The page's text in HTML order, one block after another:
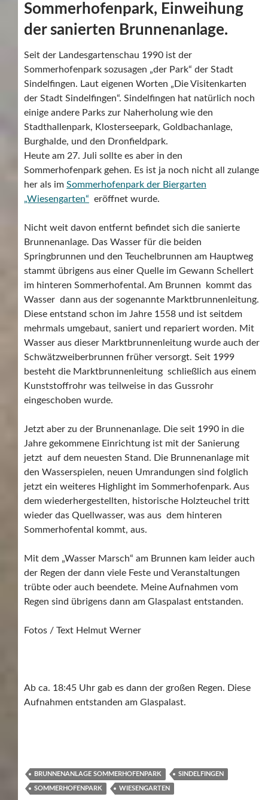
Sommerhofenpark, Einweihung
der sanierten Brunnenanlage.
Seit der Landesgartenschau 1990 ist der
Sommerhofenpark sozusagen „der Park“ der Stadt
Sindelfingen. Laut eigenen Worten „Die Visitenkarten
der Stadt Sindelfingen“. Sindelfingen hat natürlich noch
einige andere Parks zur Naherholung wie den
Stadthallenpark, Klosterseepark, Goldbachanlage,
Burghalde, und den Dronfieldpark.
Heute am 27. Juli sollte es aber in den
Sommerhofenpark gehen. Es ist ja noch nicht all zulange
her als im Sommerhofenpark der Biergarten
„Wiesengarten“ eröffnet wurde.
Nicht weit davon entfernt befindet sich die sanierte
Brunnenanlage. Das Wasser für die beiden
Springbrunnen und den Teuchelbrunnen am Hauptweg
stammt übrigens aus einer Quelle im Gewann Schellert
im hinteren Sommerhofental. Am Brunnen kommt das
Wasser dann aus der sogenannte Marktbrunnenleitung.
Diese entstand schon im Jahre 1558 und ist seitdem
mehrmals umgebaut, saniert und repariert worden. Mit
Wasser aus dieser Marktbrunnenleitung wurde auch der
Schwätzweiberbrunnen früher versorgt. Seit 1999
besteht die Marktbrunnenleitung schließlich aus einem
Kunststoffrohr was teilweise in das Gussrohr
eingeschoben wurde.
Jetzt aber zu der Brunnenanlage. Die seit 1990 in die
Jahre gekommene Einrichtung ist mit der Sanierung
jetzt auf dem neuesten Stand. Die Brunnenanlage mit
den Wasserspielen, neuen Umrandungen sind folglich
jetzt ein weiteres Highlight im Sommerhofenpark. Aus
dem wiederhergestellten, historische Holzteuchel tritt
wieder das Quellwasser, was aus dem hinteren
Sommerhofental kommt, aus.
Mit dem „Wasser Marsch“ am Brunnen kam leider auch
der Regen der dann viele Feste und Veranstaltungen
trübte oder auch beendete. Meine Aufnahmen vom
Regen sind übrigens dann am Glaspalast entstanden.
Fotos / Text Helmut Werner
Ab ca. 18:45 Uhr gab es dann der großen Regen. Diese
Aufnahmen entstanden am Glaspalast.
BRUNNENANLAGE SOMMERHOFENPARK SINDELFINGEN
SOMMERHOFENPARK WIESENGARTEN